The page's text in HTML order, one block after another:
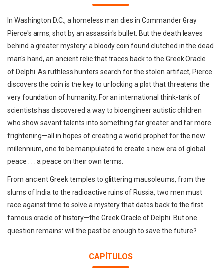
In Washington D.C., a homeless man dies in Commander Gray
Pierce's arms, shot by an assassin's bullet. But the death leaves
behind a greater mystery: a bloody coin found clutched in the dead
man's hand, an ancient relic that traces back to the Greek Oracle
of Delphi. As ruthless hunters search for the stolen artifact, Pierce
discovers the coin is the key to unlocking a plot that threatens the
very foundation of humanity. For an international think-tank of
scientists has discovered a way to bioengineer autistic children
who show savant talents into something far greater and far more
frightening—all in hopes of creating a world prophet for the new
millennium, one to be manipulated to create a new era of global
peace . . . a peace on their own terms.
From ancient Greek temples to glittering mausoleums, from the
slums of India to the radioactive ruins of Russia, two men must
race against time to solve a mystery that dates back to the first
famous oracle of history—the Greek Oracle of Delphi. But one
question remains: will the past be enough to save the future?
CAPÍTULOS